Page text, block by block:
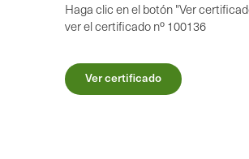
Haga clic en el botón "Ver
ver el certificado nº 100136
Ver certificado